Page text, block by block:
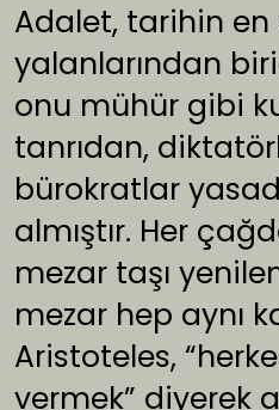
Adalet, tarihin en
yalanlarından
onu mühür gibi
tanrıdan,
bürokratlar
almıştır. Her
mezar taşı
mezar hep aynı
Aristoteles,
vermek” diyerek